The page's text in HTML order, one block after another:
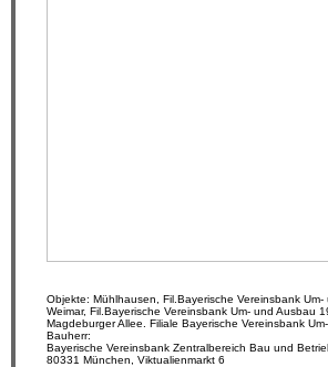
Objekte: Mühlhausen, Fil.Bayerische Vereinsbank
Weimar, Fil.Bayerische Vereinsbank Um- und Ausbau
Magdeburger Allee. Filiale Bayerische Vereinsbank
Bauherr:
Bayerische Vereinsbank Zentralbereich Bau und
80331 München, Viktualienmarkt 6